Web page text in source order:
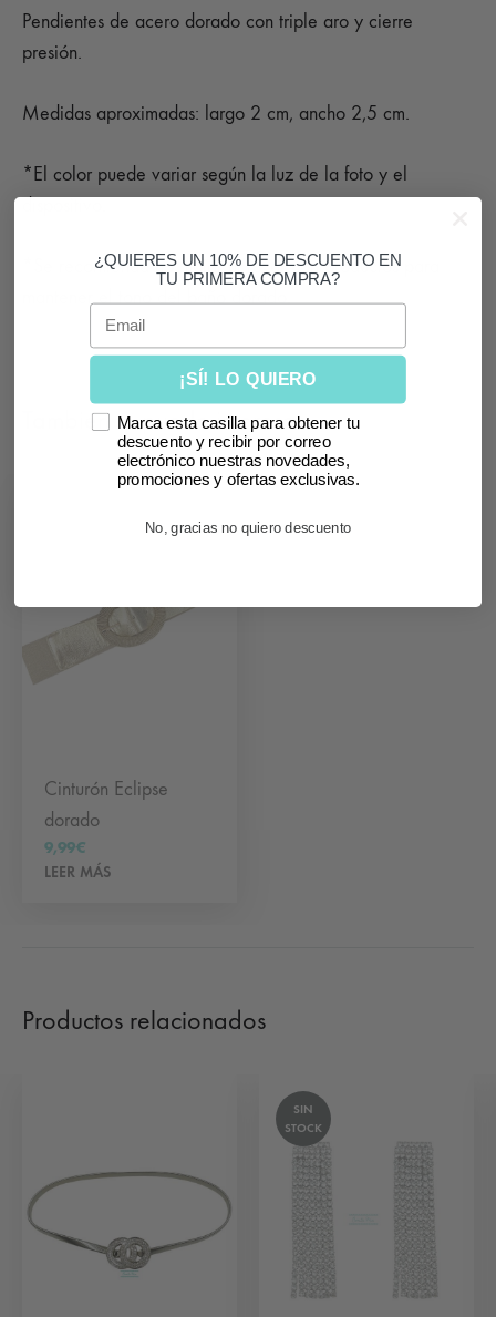
Pendientes de acero dorado con triple aro y cierre
presión.
Medidas aproximadas: largo 2 cm, ancho 2,5 cm.
*El color puede variar según la luz de la foto y el
*Se recomienda no mojar ni rozar con productos para
mantener el tono del baño dorado.
También te puede interesar
Cinturón Eclipse
dorado
9,99€
LEER MÁS
Productos relacionados
SIN
STOCK
¿QUIERES UN 10% DE DESCUENTO EN
TU PRIMERA COMPRA?
Email
¡SÍ! LO QUIERO
Marca esta casilla para obtener tu
descuento y recibir por correo
electrónico nuestras novedades,
promociones y ofertas exclusivas.
No, gracias no quiero descuento